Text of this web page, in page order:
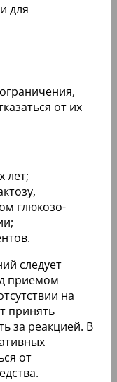
от их
лет;
глюкозо-
следует
приемом
на
принять
за реакцией. В
от